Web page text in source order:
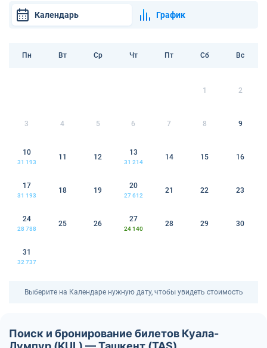
Календарь График
Пн Вт Ср Чт Пт Сб Вс
1 2
3 4 5 6 7 8 9
10
31 193
11 12
13
31 214
14 15 16
17
31 193
18 19
20
27 612
21 22 23
24
28 788
25 26
27
24 140
28 29 30
31
32 737
Выберите на Календаре нужную дату, чтобы увидеть стоимость
Поиск и бронирование билетов Куала-